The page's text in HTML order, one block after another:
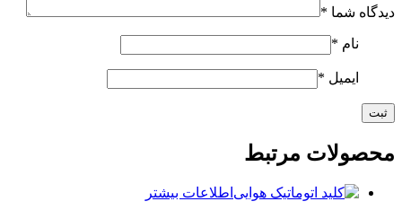
دیدگاه شما *
نام *
ایمیل *
محصولات مرتبط
اطلاعات بیشتر